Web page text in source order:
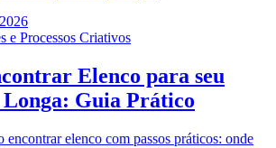
e Processos Criativos
Elenco para seu
Guia Prático
encontrar elenco com passos práticos: onde